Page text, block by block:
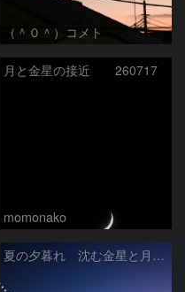
（＾０＾）コメト
月と金星の接近 260717
momonako
夏の夕暮れ 沈む金星と月 2026/7/20